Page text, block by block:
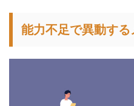
能力不足で異動する